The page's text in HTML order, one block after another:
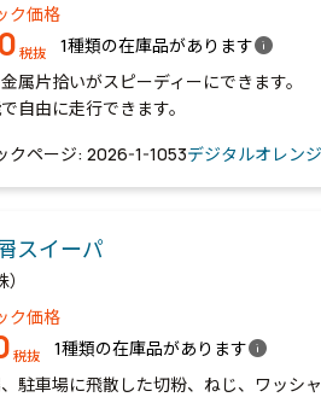
ク価格
税抜 1種類の在庫品がありますinfo
属片拾いがスピーディーにできます。
自由に走行できます。
クページ: 2026-1-1053デジタルオレン
スイーパ
ク価格
税抜 1種類の在庫品がありますinfo
駐車場に飛散した切粉、ねじ、ワッシ